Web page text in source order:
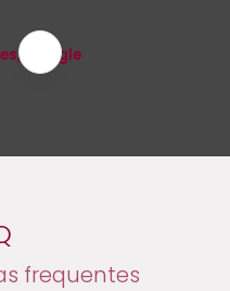
Google
frequentes